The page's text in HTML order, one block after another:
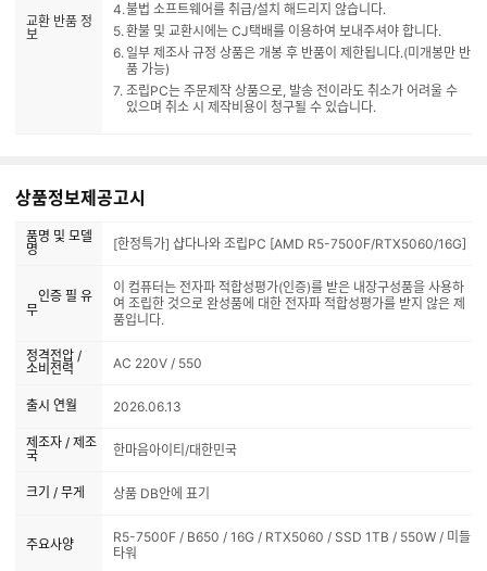
교환 반품 정
보
불법 소프트웨어를 취급/설치 해드리지 않습니다.
환불 및 교환시에는 CJ택배를 이용하여 보내주셔야 합니다.
일부 제조사 규정 상품은 개봉 후 반품이 제한됩니다.(미개봉만 반
품 가능)
조립PC는 주문제작 상품으로, 발송 전이라도 취소가 어려울 수
있으며 취소 시 제작비용이 청구될 수 있습니다.
상품정보제공고시
품명 및 모델
명
[한정특가] 샵다나와 조립PC [AMD R5-7500F/RTX5060/16G]
인증 필 유
무
이 컴퓨터는 전자파 적합성평가(인증)를 받은 내장구성품을 사용하
여 조립한 것으로 완성품에 대한 전자파 적합성평가를 받지 않은 제
품입니다.
정격전압 /
소비전력
AC 220V / 550
출시 연월 2026.06.13
제조자 / 제조
국
한마음아이티/대한민국
크기 / 무게 상품 DB안에 표기
주요사양
R5-7500F / B650 / 16G / RTX5060 / SSD 1TB / 550W / 미들
타워